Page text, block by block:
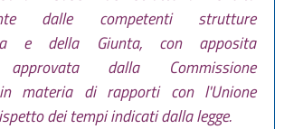
dalle competenti strutture
e della Giunta, con apposita
approvata dalla Commissione
materia di rapporti con l'Unione
dei tempi indicati dalla legge.